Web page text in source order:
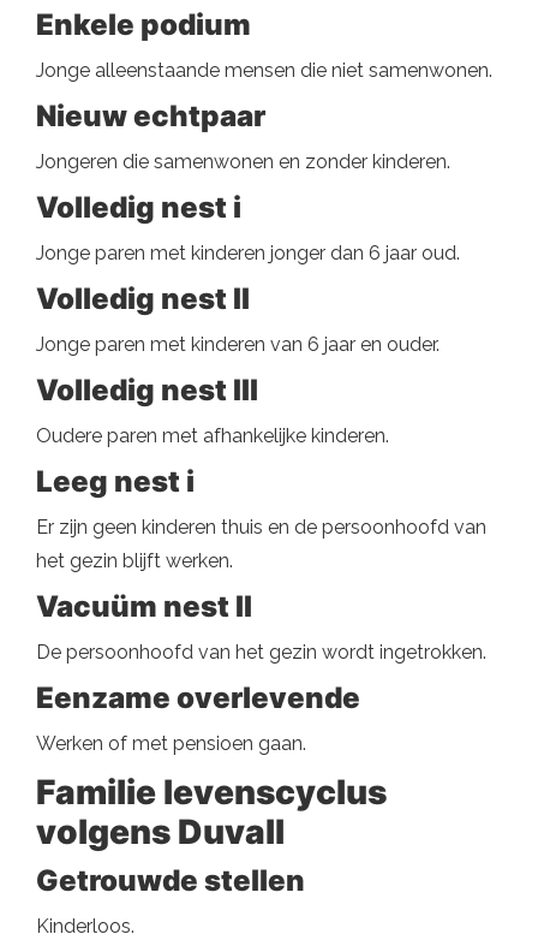
Enkele podium
Jonge alleenstaande mensen die niet samenwonen.
Nieuw echtpaar
Jongeren die samenwonen en zonder kinderen.
Volledig nest i
Jonge paren met kinderen jonger dan 6 jaar oud.
Volledig nest II
Jonge paren met kinderen van 6 jaar en ouder.
Volledig nest III
Oudere paren met afhankelijke kinderen.
Leeg nest i
Er zijn geen kinderen thuis en de persoonhoofd van
het gezin blijft werken.
Vacuüm nest II
De persoonhoofd van het gezin wordt ingetrokken.
Eenzame overlevende
Werken of met pensioen gaan.
Familie levenscyclus
volgens Duvall
Getrouwde stellen
Kinderloos.